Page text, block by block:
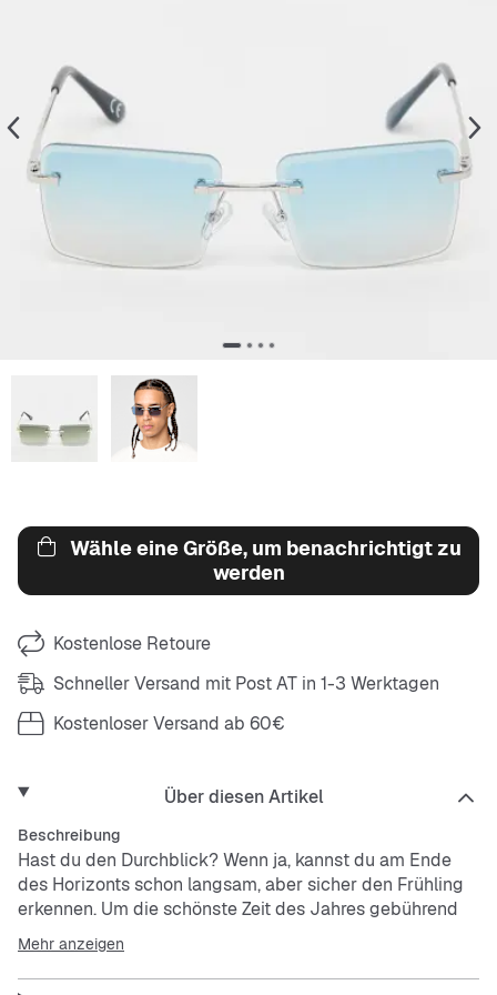
Wähle eine Größe, um benachrichtigt zu
werden
Kostenlose Retoure
Schneller Versand mit Post AT in 1-3 Werktagen
Kostenloser Versand ab 60€
Über diesen Artikel
Beschreibung
Hast du den Durchblick? Wenn ja, kannst du am Ende
des Horizonts schon langsam, aber sicher den Frühling
erkennen. Um die schönste Zeit des Jahres gebührend
zu feiern, benötigst du natürlich ein paar chillige
Accessoires.
Mehr anzeigen